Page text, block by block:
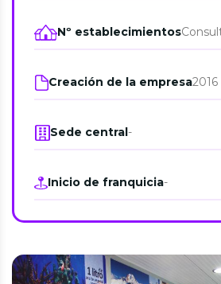
Nº establecimientos
Creación de la empresa2016
Sede central-
Inicio de franquicia-